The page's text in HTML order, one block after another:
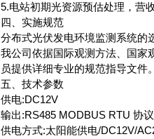
5.电站初期光资源预估处理，营
四、实施规范
分布式光伏发电环境监测系统的
我公司依据国际观测方法、国家
员提供详细专业的规范指导文件。
五、技术参数
供电:DC12V
输出:RS485 MODBUS RTU 协议
供电方式:太阳能供电/DC12V/